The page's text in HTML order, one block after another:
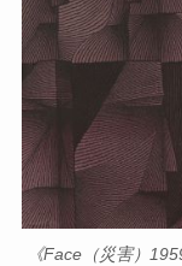
《Face（災害）